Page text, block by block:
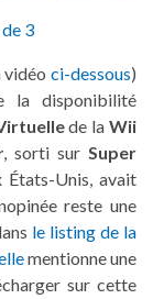
3
vidéo ci-dessous)
la disponibilité
de laWii
, sorti surSuper
États-Unis, avait
reste une
le listing de la
mentionne une
sur cette